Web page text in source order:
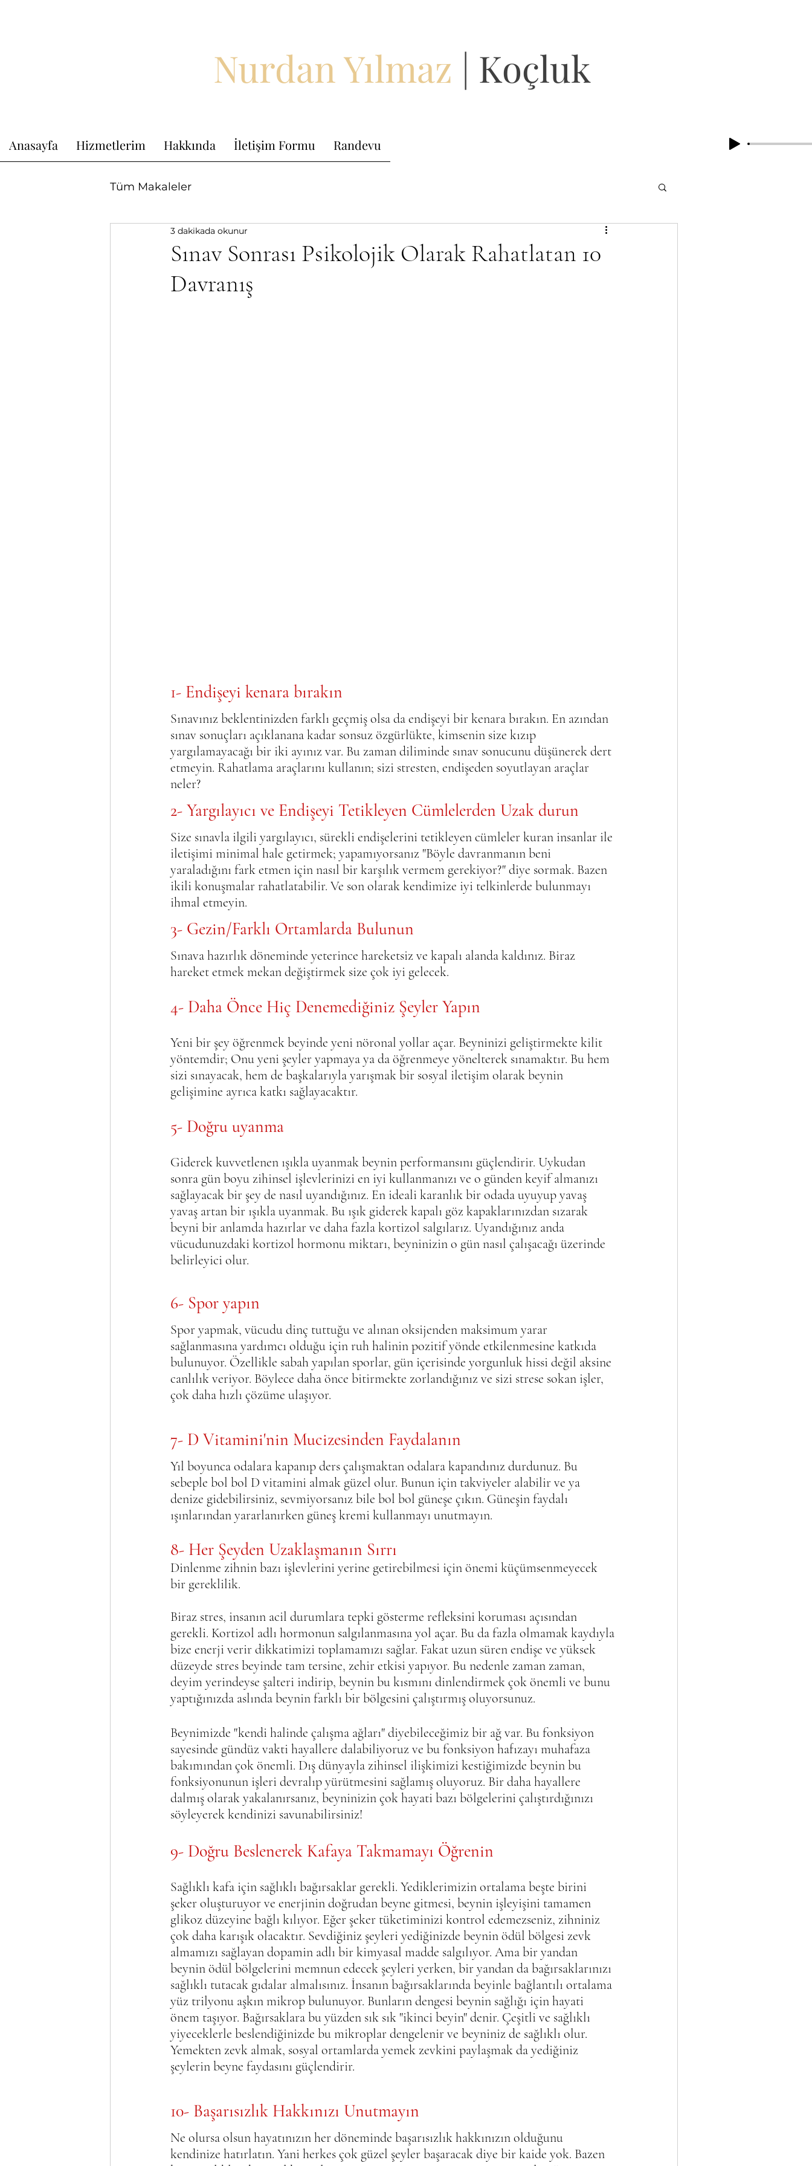
Nurdan Yılmaz | Koçluk
Anasayfa Hizmetlerim Hakkında İletişim Formu Randevu
Tüm Makaleler
Sınav Sonrası Psikolojik Olarak Rahatlatan 10
Davranış
3 dakikada okunur
1- Endişeyi kenara bırakın
Sınavınız beklentinizden farklı geçmiş olsa da endişeyi bir kenara bırakın. En azından
sınav sonuçları açıklanana kadar sonsuz özgürlükte, kimsenin size kızıp
yargılamayacağı bir iki ayınız var. Bu zaman diliminde sınav sonucunu düşünerek dert
etmeyin. Rahatlama araçlarını kullanın; sizi stresten, endişeden soyutlayan araçlar
neler?
2- Yargılayıcı ve Endişeyi Tetikleyen Cümlelerden Uzak durun
Size sınavla ilgili yargılayıcı, sürekli endişelerini tetikleyen cümleler kuran insanlar ile
iletişimi minimal hale getirmek; yapamıyorsanız "Böyle davranmanın beni
yaraladığını fark etmen için nasıl bir karşılık vermem gerekiyor?" diye sormak. Bazen
ikili konuşmalar rahatlatabilir. Ve son olarak kendimize iyi telkinlerde bulunmayı
ihmal etmeyin.
3- Gezin/Farklı Ortamlarda Bulunun
Sınava hazırlık döneminde yeterince hareketsiz ve kapalı alanda kaldınız. Biraz
hareket etmek mekan değiştirmek size çok iyi gelecek.
4- Daha Önce Hiç Denemediğiniz Şeyler Yapın
Yeni bir şey öğrenmek beyinde yeni nöronal yollar açar. Beyninizi geliştirmekte kilit
yöntemdir; Onu yeni şeyler yapmaya ya da öğrenmeye yönelterek sınamaktır. Bu hem
sizi sınayacak, hem de başkalarıyla yarışmak bir sosyal iletişim olarak beynin
gelişimine ayrıca katkı sağlayacaktır.
5- Doğru uyanma
Giderek kuvvetlenen ışıkla uyanmak beynin performansını güçlendirir. Uykudan
sonra gün boyu zihinsel işlevlerinizi en iyi kullanmanızı ve o günden keyif almanızı
sağlayacak bir şey de nasıl uyandığınız. En ideali karanlık bir odada uyuyup yavaş
yavaş artan bir ışıkla uyanmak. Bu ışık giderek kapalı göz kapaklarınızdan sızarak
beyni bir anlamda hazırlar ve daha fazla kortizol salgılarız. Uyandığınız anda
vücudunuzdaki kortizol hormonu miktarı, beyninizin o gün nasıl çalışacağı üzerinde
belirleyici olur.
6- Spor yapın
Spor yapmak, vücudu dinç tuttuğu ve alınan oksijenden maksimum yarar
sağlanmasına yardımcı olduğu için ruh halinin pozitif yönde etkilenmesine katkıda
bulunuyor. Özellikle sabah yapılan sporlar, gün içerisinde yorgunluk hissi değil aksine
canlılık veriyor. Böylece daha önce bitirmekte zorlandığınız ve sizi strese sokan işler,
çok daha hızlı çözüme ulaşıyor.
7- D Vitamini'nin Mucizesinden Faydalanın
Yıl boyunca odalara kapanıp ders çalışmaktan odalara kapandınız durdunuz. Bu
sebeple bol bol D vitamini almak güzel olur. Bunun için takviyeler alabilir ve ya
denize gidebilirsiniz, sevmiyorsanız bile bol bol güneşe çıkın. Güneşin faydalı
ışınlarından yararlanırken güneş kremi kullanmayı unutmayın.
8- Her Şeyden Uzaklaşmanın Sırrı
Dinlenme zihnin bazı işlevlerini yerine getirebilmesi için önemi küçümsenmeyecek
bir gereklilik.
Biraz stres, insanın acil durumlara tepki gösterme refleksini koruması açısından
gerekli. Kortizol adlı hormonun salgılanmasına yol açar. Bu da fazla olmamak kaydıyla
bize enerji verir dikkatimizi toplamamızı sağlar. Fakat uzun süren endişe ve yüksek
düzeyde stres beyinde tam tersine, zehir etkisi yapıyor. Bu nedenle zaman zaman,
deyim yerindeyse şalteri indirip, beynin bu kısmını dinlendirmek çok önemli ve bunu
yaptığınızda aslında beynin farklı bir bölgesini çalıştırmış oluyorsunuz.
Beynimizde "kendi halinde çalışma ağları" diyebileceğimiz bir ağ var. Bu fonksiyon
sayesinde gündüz vakti hayallere dalabiliyoruz ve bu fonksiyon hafızayı muhafaza
bakımından çok önemli. Dış dünyayla zihinsel ilişkimizi kestiğimizde beynin bu
fonksiyonunun işleri devralıp yürütmesini sağlamış oluyoruz. Bir daha hayallere
dalmış olarak yakalanırsanız, beyninizin çok hayati bazı bölgelerini çalıştırdığınızı
söyleyerek kendinizi savunabilirsiniz!
9- Doğru Beslenerek Kafaya Takmamayı Öğrenin
Sağlıklı kafa için sağlıklı bağırsaklar gerekli. Yediklerimizin ortalama beşte birini
şeker oluşturuyor ve enerjinin doğrudan beyne gitmesi, beynin işleyişini tamamen
glikoz düzeyine bağlı kılıyor. Eğer şeker tüketiminizi kontrol edemezseniz, zihniniz
çok daha karışık olacaktır. Sevdiğiniz şeyleri yediğinizde beynin ödül bölgesi zevk
almamızı sağlayan dopamin adlı bir kimyasal madde salgılıyor. Ama bir yandan
beynin ödül bölgelerini memnun edecek şeyleri yerken, bir yandan da bağırsaklarınızı
sağlıklı tutacak gıdalar almalısınız. İnsanın bağırsaklarında beyinle bağlantılı ortalama
yüz trilyonu aşkın mikrop bulunuyor. Bunların dengesi beynin sağlığı için hayati
önem taşıyor. Bağırsaklara bu yüzden sık sık "ikinci beyin" denir. Çeşitli ve sağlıklı
yiyeceklerle beslendiğinizde bu mikroplar dengelenir ve beyniniz de sağlıklı olur.
Yemekten zevk almak, sosyal ortamlarda yemek zevkini paylaşmak da yediğiniz
şeylerin beyne faydasını güçlendirir.
10- Başarısızlık Hakkınızı Unutmayın
Ne olursa olsun hayatınızın her döneminde başarısızlık hakkınızın olduğunu
kendinize hatırlatın. Yani herkes çok güzel şeyler başaracak diye bir kaide yok. Bazen